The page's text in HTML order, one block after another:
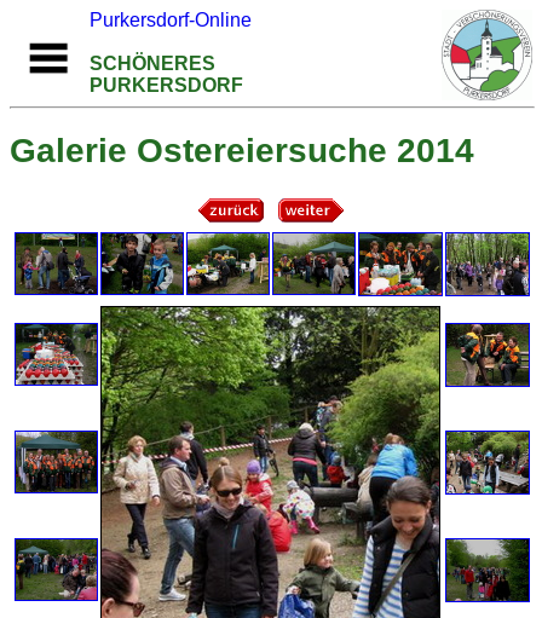
Purkersdorf-Online
SCHÖNERES
PURKERSDORF
Galerie Ostereiersuche 2014